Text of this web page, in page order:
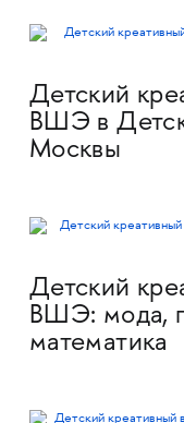
Детский
ВШЭ в
Москвы
Детский
ВШЭ: мода,
математика